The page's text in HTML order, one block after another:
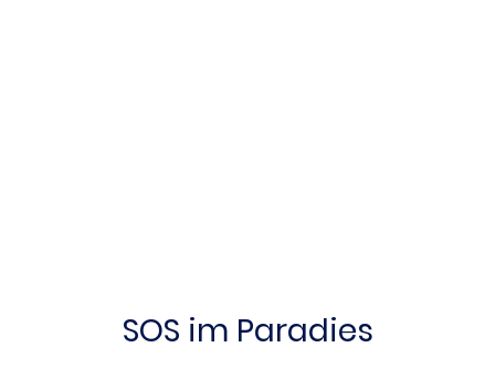
SOS im Paradies